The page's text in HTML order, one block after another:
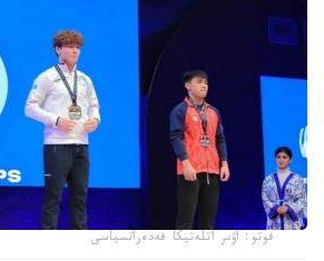
فوتو: اۋىر اتلەتيكا فەدەراتسياسى